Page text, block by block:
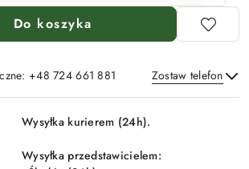
Do koszyka
+48 724 661 881 Zostaw telefon
Wyślij
Wysyłka kurierem (24h).
Wysyłka przedstawicielem: